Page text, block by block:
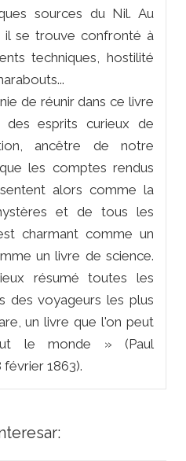
sources du Nil. Au
se trouve confronté à
techniques, hostilité
de réunir dans ce livre
des esprits curieux de
ancêtre de notre
les comptes rendus
alors comme la
et de tous les
charmant comme un
un livre de science.
résumé toutes les
des voyageurs les plus
un livre que l'on peut
le monde » (Paul
février 1863).